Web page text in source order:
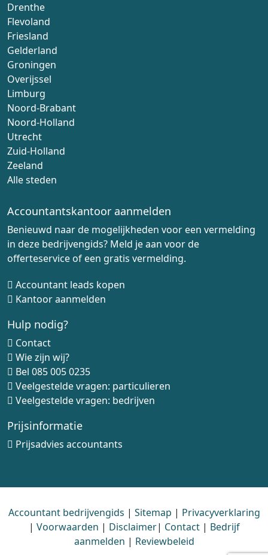
Drenthe
Flevoland
Friesland
Gelderland
Groningen
Overijssel
Limburg
Noord-Brabant
Noord-Holland
Utrecht
Zuid-Holland
Zeeland
Alle steden
Accountantskantoor aanmelden
Benieuwd naar de mogelijkheden voor een vermelding
in deze bedrijvengids? Meld je aan voor de
offerteservice of een gratis vermelding.
Accountant leads kopen
Kantoor aanmelden
Hulp nodig?
Contact
Wie zijn wij?
Bel 085 005 0235
Veelgestelde vragen: particulieren
Veelgestelde vragen: bedrijven
Prijsinformatie
Prijsadvies accountants
Accountant bedrijvengids | Sitemap | Privacyverklaring
| Voorwaarden | Disclaimer| Contact| Bedrijf
aanmelden | Reviewbeleid